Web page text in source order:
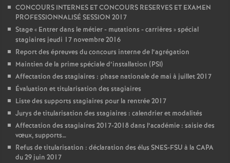
CONCOURS INTERNES ET CONCOURS RESERVES ET EXAMEN
PROFESSIONNALISÉ SESSION 2017
Stage « Entrer dans le métier - mutations - carrières » spécial
stagiaires jeudi 17 novembre 2016
Report des épreuves du concours interne de l’agrégation
Maintien de la prime spéciale d’installation (PSI)
Affectation des stagiaires : phase nationale de mai à juillet 2017
Évaluation et titularisation des stagiaires
Liste des supports stagiaires pour la rentrée 2017
Jurys de titularisation des stagiaires : calendrier et modalités
Affectation des stagiaires 2017-2018 dans l’académie : saisie des
vœux, supports…
Refus de titularisation : déclaration des élus SNES-FSU à la CAPA
du 29 juin 2017